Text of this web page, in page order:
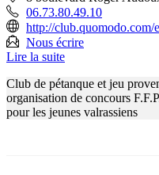
06.73.80.49.10
http://club.quomodo.com/
Nous écrire
Lire la suite
Club de pétanque et jeu
organisation de concours
pour les jeunes valrassiens